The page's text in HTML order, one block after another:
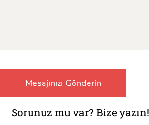
Sorunuz mu var? Bize yazın!